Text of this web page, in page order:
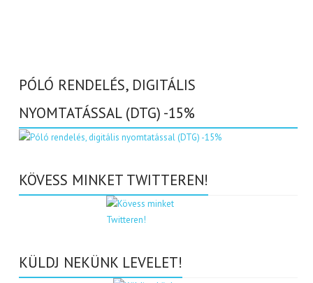
PÓLÓ RENDELÉS, DIGITÁLIS
NYOMTATÁSSAL (DTG) -15%
KÖVESS MINKET TWITTEREN!
KÜLDJ NEKÜNK LEVELET!